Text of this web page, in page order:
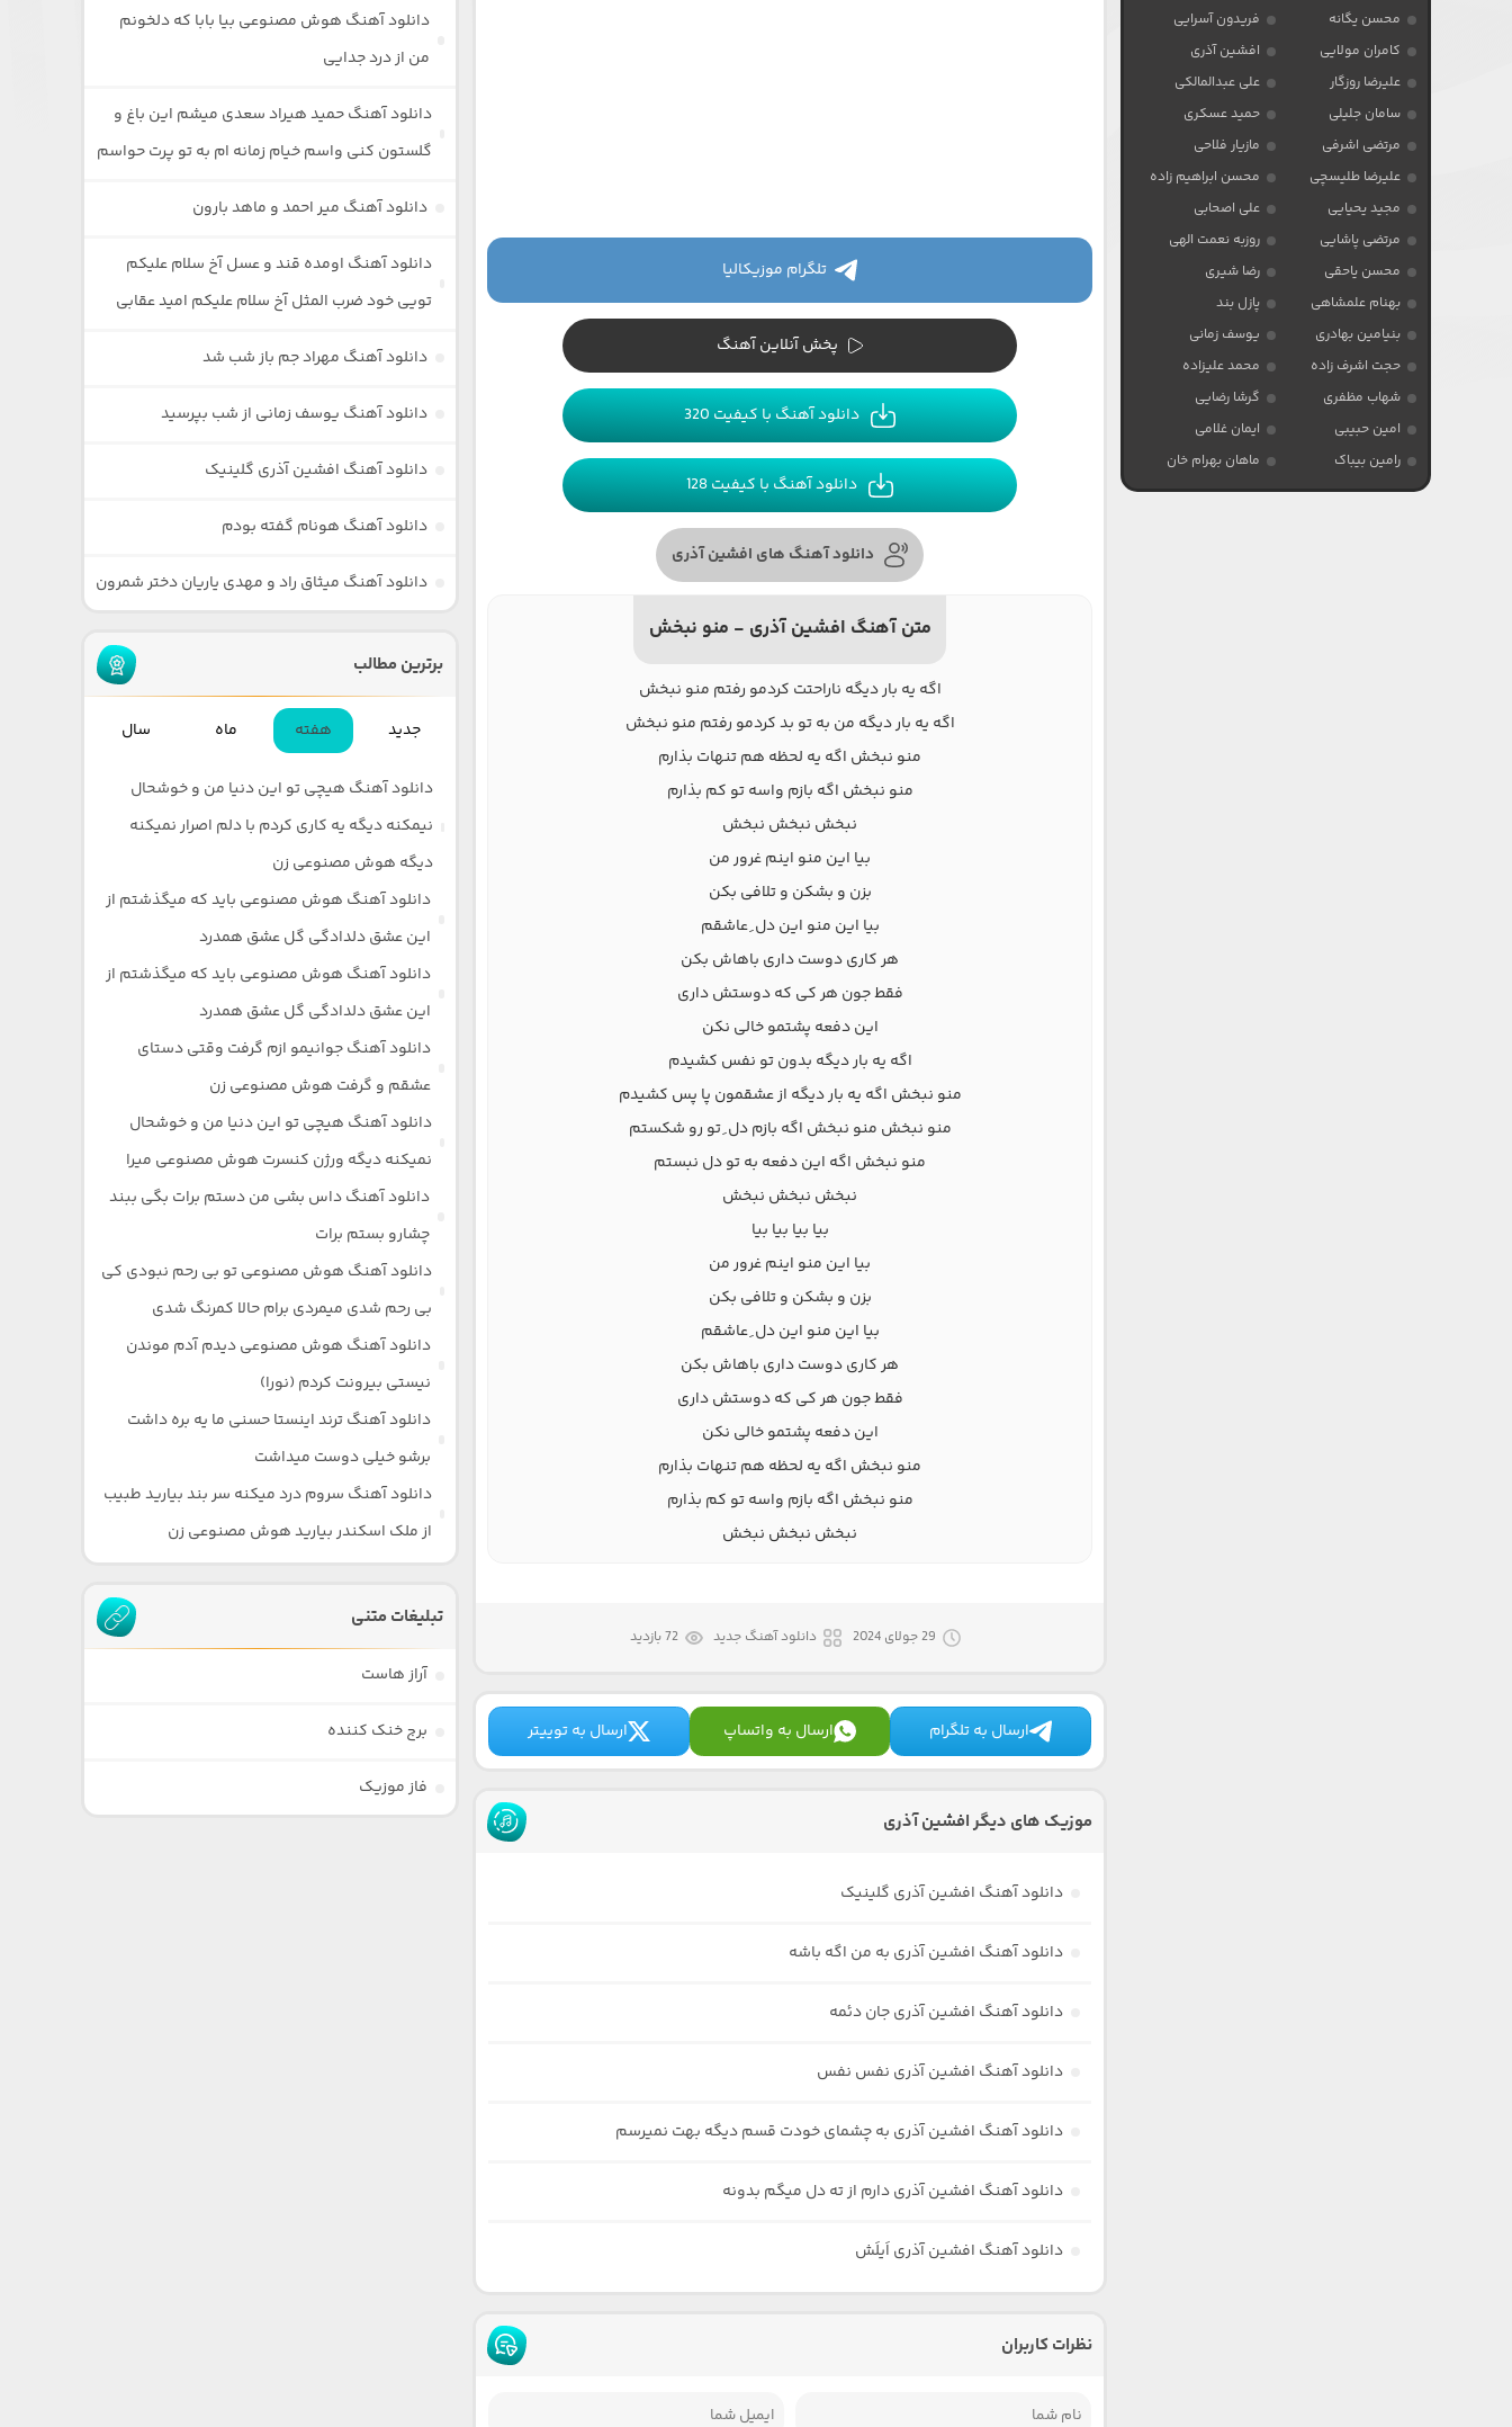
تلگرام موزیکالیا
پخش آنلاین آهنگ
دانلود آهنگ با کیفیت 320
دانلود آهنگ با کیفیت 128
دانلود آهنگ های افشین آذری
متن آهنگ افشین آذری - منو نبخش
اگه یه بار دیگه ناراحتت کردمو رفتم منو نبخش
اگه یه بار دیگه من به تو بد کردمو رفتم منو نبخش
منو نبخش اگه یه لحظه هم تنهات بذارم
منو نبخش اگه بازم واسه تو کم بذارم
نبخش نبخش نبخش
بیا این منو اینم غرور من
بزن و بشکن و تلافی بکن
بیا این منو این دل ِ عاشقم
هر کاری دوست داری باهاش بکن
فقط جون هر کی که دوستش داری
این دفعه پشتمو خالی نکن
اگه یه بار دیگه بدون تو نفس کشیدم
منو نبخش اگه یه بار دیگه از عشقمون پا پس کشیدم
منو نبخش منو نبخش اگه بازم دل ِ تو رو شکستم
منو نبخش اگه این دفعه به تو دل نبستم
نبخش نبخش نبخش
بیا بیا بیا بیا
بیا این منو اینم غرور من
بزن و بشکن و تلافی بکن
بیا این منو این دل ِ عاشقم
هر کاری دوست داری باهاش بکن
فقط جون هر کی که دوستش داری
این دفعه پشتمو خالی نکن
منو نبخش اگه یه لحظه هم تنهات بذارم
منو نبخش اگه بازم واسه تو کم بذارم
نبخش نبخش نبخش
29 جولای 2024 دانلود آهنگ جدید 72 بازدید
ارسال به تلگرام ارسال به واتساپ ارسال به توییتر
موزیک های دیگر افشین آذری
دانلود آهنگ افشین آذری گلینیک
دانلود آهنگ افشین آذری به من اگه باشه
دانلود آهنگ افشین آذری جان دئمه
دانلود آهنگ افشین آذری نفس نفس
دانلود آهنگ افشین آذری به چشمای خودت قسم دیگه بهت نمیرسم
دانلود آهنگ افشین آذری دارم از ته دل میگم بدونه
دانلود آهنگ افشین آذری اَیلَش
نظرات کاربران
محسن یگانه
فریدون آسرایی
کامران مولایی
افشین آذری
علیرضا روزگار
علی عبدالمالکی
سامان جلیلی
حمید عسکری
مرتضی اشرفی
مازیار فلاحی
علیرضا طلیسچی
محسن ابراهیم زاده
مجید یحیایی
علی اصحابی
مرتضی پاشایی
روزبه نعمت الهی
محسن یاحقی
رضا شیری
بهنام علمشاهی
پازل بند
بنیامین بهادری
یوسف زمانی
حجت اشرف زاده
محمد علیزاده
شهاب مظفری
گرشا رضایی
امین حبیبی
ایمان غلامی
رامین بیباک
ماهان بهرام خان
دانلود آهنگ هوش مصنوعی بیا بابا که دلخونم
من از درد جدایی
دانلود آهنگ حمید هیراد سعدی میشم این باغ و
گلستون کنی واسم خیام زمانه ام به تو پرت حواسم
دانلود آهنگ میر احمد و ماهد بارون
دانلود آهنگ اومده قند و عسل آخ سلام علیکم
تویی خود ضرب المثل آخ سلام علیکم امید عقابی
دانلود آهنگ مهراد جم باز شب شد
دانلود آهنگ یوسف زمانی از شب بپرسید
دانلود آهنگ افشین آذری گلینیک
دانلود آهنگ هونام گفته بودم
دانلود آهنگ میثاق راد و مهدی یاریان دختر شمرون
برترین مطالب
جدید هفته ماه سال
دانلود آهنگ هیچی تو این دنیا من و خوشحال
نیمکنه دیگه یه کاری کردم با دلم اصرار نمیکنه
دیگه هوش مصنوعی زن
دانلود آهنگ هوش مصنوعی باید که میگذشتم از
این عشق دلدادگی گل عشق همدرد
دانلود آهنگ هوش مصنوعی باید که میگذشتم از
این عشق دلدادگی گل عشق همدرد
دانلود آهنگ جوانیمو ازم گرفت وقتی دستای
عشقم و گرفت هوش مصنوعی زن
دانلود آهنگ هیچی تو این دنیا من و خوشحال
نمیکنه دیگه ورژن کنسرت هوش مصنوعی میرا
دانلود آهنگ داس بشی من دستم برات بگی ببند
چشارو بستم برات
دانلود آهنگ هوش مصنوعی تو بی رحم نبودی کی
بی رحم شدی میمردی برام حالا کمرنگ شدی
دانلود آهنگ هوش مصنوعی دیدم آدم موندن
نیستی بیرونت کردم (نورا)
دانلود آهنگ ترند اینستا حسنی ما یه بره داشت
برشو خیلی دوست میداشت
دانلود آهنگ سروم درد میکنه سر بند بیارید طبیب
از ملک اسکندر بیارید هوش مصنوعی زن
تبلیغات متنی
آراز هاست
برج خنک کننده
فاز موزیک